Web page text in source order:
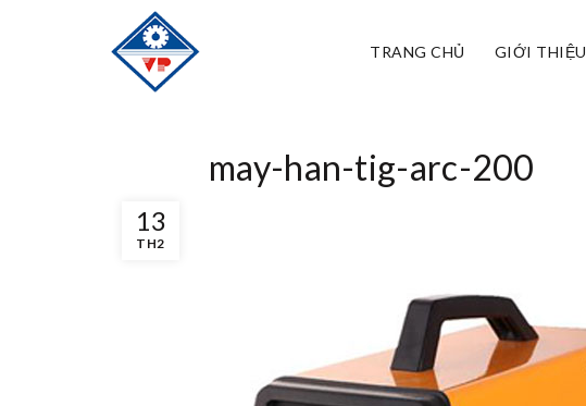
TRANG CHỦ GIỚI THIỆU
13
TH2
may-han-tig-arc-200